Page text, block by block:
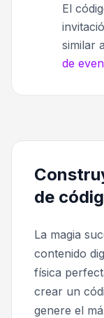
El
similar
de
de
La magia
contenido
física
crear un
genere el